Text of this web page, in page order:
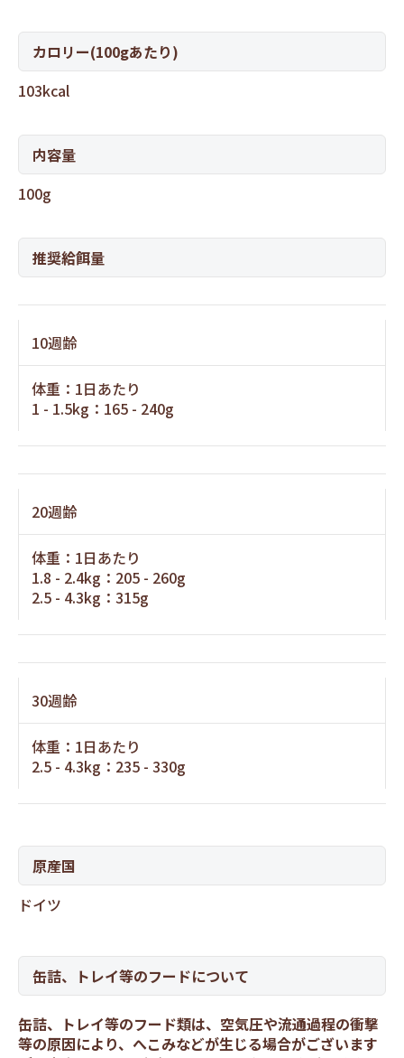
カロリー(100gあたり)
103kcal
内容量
100g
推奨給餌量
10週齢
体重：1日あたり
1 - 1.5kg：165 - 240g
20週齢
体重：1日あたり
1.8 - 2.4kg：205 - 260g
2.5 - 4.3kg：315g
30週齢
体重：1日あたり
2.5 - 4.3kg：235 - 330g
原産国
ドイツ
缶詰、トレイ等のフードについて
缶詰、トレイ等のフード類は、空気圧や流通過程の衝撃
等の原因により、へこみなどが生じる場合がございます